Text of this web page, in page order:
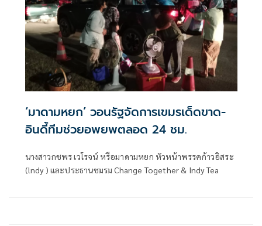
‘มาดามหยก’ วอนรัฐจัดการเขมรเด็ดขาด-
อินดี้ทีมช่วยอพยพตลอด 24 ชม.
นางสาวกชพร เวโรจน์ หรือมาดามหยก หัวหน้าพรรคก้าวอิสระ
(lndy ) และประธานชมรม Change Together & Indy Tea